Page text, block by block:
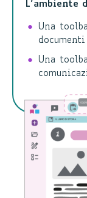
L’ambiente
Una
Una